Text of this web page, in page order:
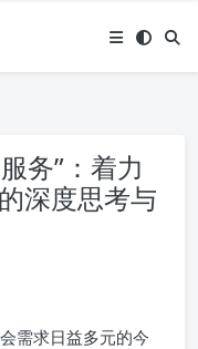
务”：着力
深度思考与
需求日益多元的今